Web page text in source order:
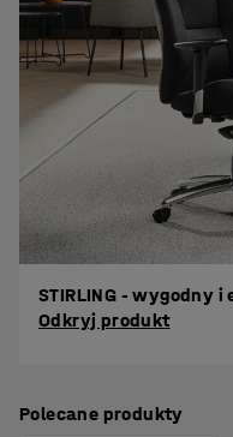
STIRLING - wygodny
Odkryj produkt
Polecane produkty